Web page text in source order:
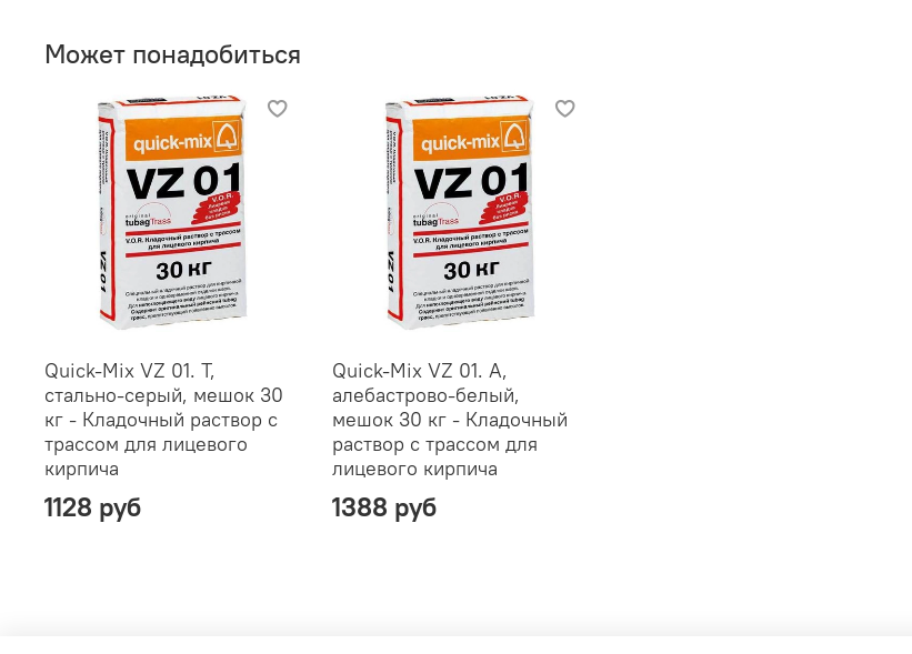
Может понадобиться
Quick-Mix VZ 01. T,
стально-серый, мешок 30
кг - Кладочный раствор с
трассом для лицевого
кирпича
1128 руб
Quick-Mix VZ 01. A,
алебастрово-белый,
мешок 30 кг - Кладочный
раствор с трассом для
лицевого кирпича
1388 руб